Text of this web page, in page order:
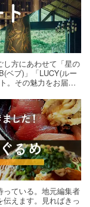
し方にあわせて「星の
ベブ)」「LUCY(ルー
。その魅力をお届け
ている。地元編集者
えます。見ればきっ